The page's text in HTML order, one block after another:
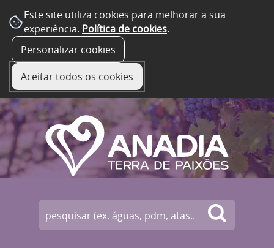
Este site utiliza cookies para melhorar a sua
experiência. Política de cookies.
Personalizar cookies
Aceitar todos os cookies